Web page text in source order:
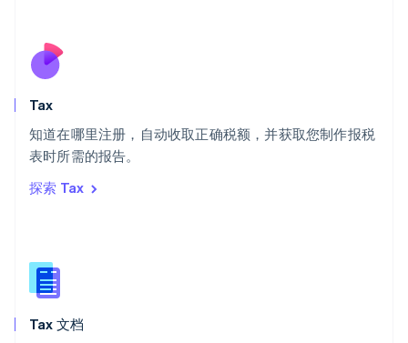
Tax
知道在哪里注册，自动收取正确税额，并获取您制作报税
表时所需的报告。
探索 Tax
Tax 文档
English
斯洛伐克
泰国
ไทยEnglish
English
English
新西兰
匈牙利